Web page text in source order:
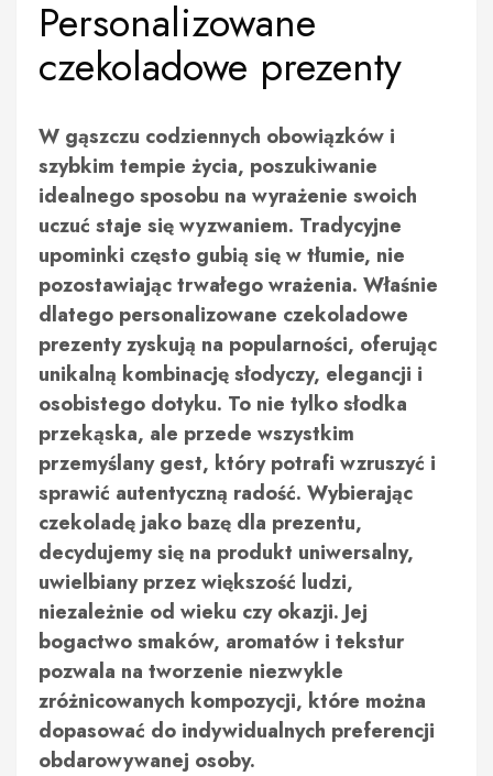
Personalizowane
czekoladowe prezenty
W gąszczu codziennych obowiązków i
szybkim tempie życia, poszukiwanie
idealnego sposobu na wyrażenie swoich
uczuć staje się wyzwaniem. Tradycyjne
upominki często gubią się w tłumie, nie
pozostawiając trwałego wrażenia. Właśnie
dlatego personalizowane czekoladowe
prezenty zyskują na popularności, oferując
unikalną kombinację słodyczy, elegancji i
osobistego dotyku. To nie tylko słodka
przekąska, ale przede wszystkim
przemyślany gest, który potrafi wzruszyć i
sprawić autentyczną radość. Wybierając
czekoladę jako bazę dla prezentu,
decydujemy się na produkt uniwersalny,
uwielbiany przez większość ludzi,
niezależnie od wieku czy okazji. Jej
bogactwo smaków, aromatów i tekstur
pozwala na tworzenie niezwykle
zróżnicowanych kompozycji, które można
dopasować do indywidualnych preferencji
obdarowywanej osoby.